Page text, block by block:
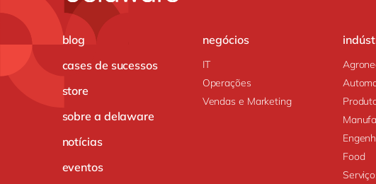
blog
cases de sucessos
store
sobre a delaware
notícias
eventos
negócios
IT
Operações
Vendas e Marketing
Food